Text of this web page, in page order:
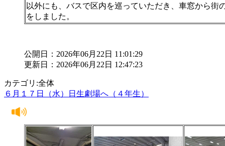
以外にも、バスで区内を巡っていただき、車窓から街
をしました。
公開日：2026年06月22日 11:01:29
更新日：2026年06月22日 12:47:23
カテゴリ:全体
６月１７日（水）日生劇場へ（４年生）